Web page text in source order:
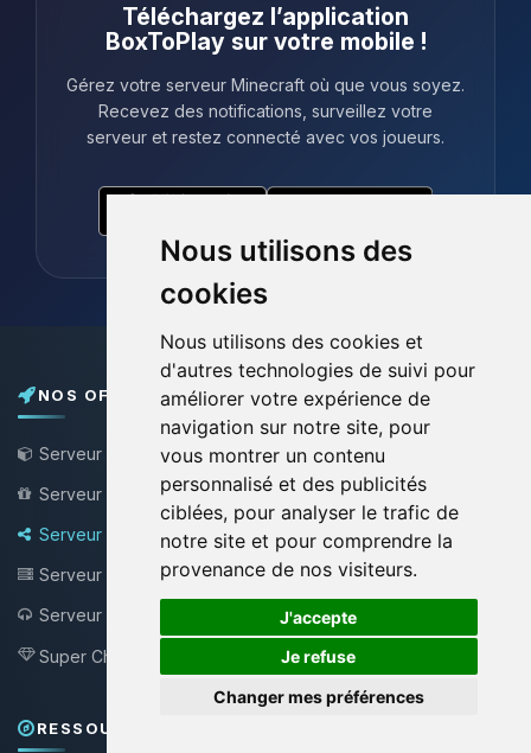
Nous utilisons des
cookies
Nous utilisons des cookies et
d'autres technologies de suivi pour
améliorer votre expérience de
navigation sur notre site, pour
vous montrer un contenu
personnalisé et des publicités
ciblées, pour analyser le trafic de
notre site et pour comprendre la
provenance de nos visiteurs.
J'accepte
Je refuse
Changer mes préférences
Téléchargez l’application
BoxToPlay sur votre mobile !
Gérez votre serveur Minecraft où que vous soyez.
Recevez des notifications, surveillez votre
serveur et restez connecté avec vos joueurs.
NOS OFFRES
Serveur Minecraft
Serveur Minecraft Gratuit
Serveur Bungee / Velocity
Serveur VPS
Serveur Teamspeak
Super Choupy
RESSOURCES & SUPPORT
🍪